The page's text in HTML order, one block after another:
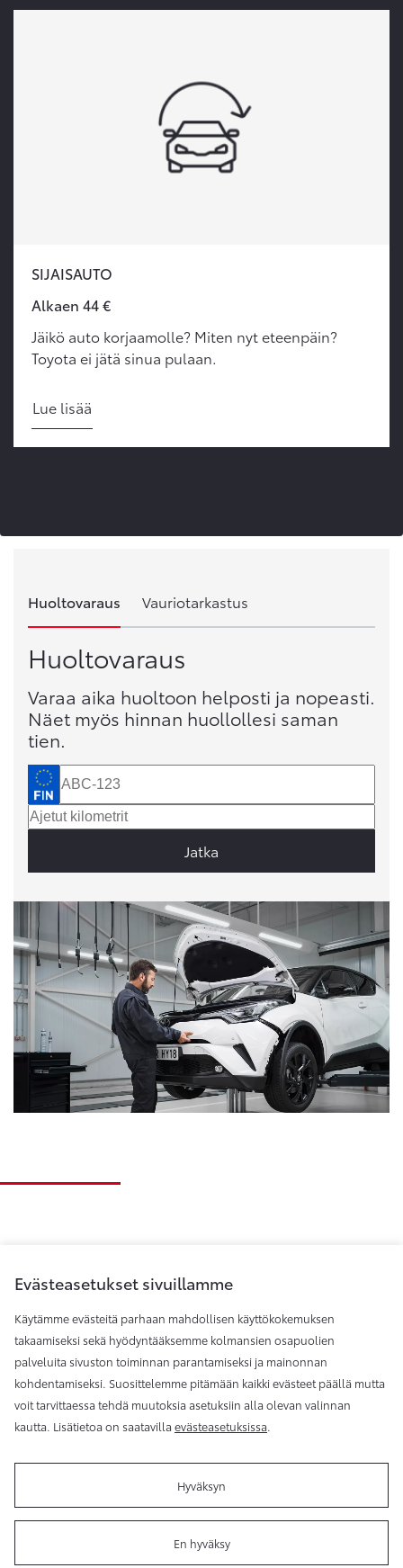
SIJAISAUTO
Alkaen 44 €
Jäikö auto korjaamolle? Miten nyt eteenpäin?
Toyota ei jätä sinua pulaan.
Lue lisää
Huoltovaraus Vauriotarkastus
Huoltovaraus
Varaa aika huoltoon helposti ja nopeasti.
Näet myös hinnan huollollesi saman
tien.
Jatka
Toyota Helsinki
Käyttöehdot Evästeasetukset Reklamaatio Tilaa
Evästeasetukset sivuillamme
Käytämme evästeitä parhaan mahdollisen käyttökokemuksen
takaamiseksi sekä hyödyntääksemme kolmansien osapuolien
palveluita sivuston toiminnan parantamiseksi ja mainonnan
kohdentamiseksi. Suosittelemme pitämään kaikki evästeet päällä mutta
voit tarvittaessa tehdä muutoksia asetuksiin alla olevan valinnan
kautta. Lisätietoa on saatavilla evästeasetuksissa.
Hyväksyn
En hyväksy